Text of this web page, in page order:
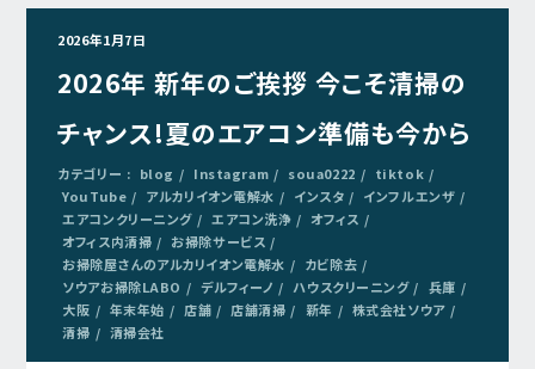
2026年1月7日
2026年 新年のご挨拶 今こそ清掃の
チャンス!夏のエアコン準備も今から
カテゴリー : blog Instagram soua0222
tiktok
YouTube
アルカリイオン電解水 インスタ
インフルエンザ
エアコンクリーニング
エアコン洗浄
オフィス
オフィス内清掃
お掃除サービス
お掃除屋さんのアルカリイオン電解水
カビ除去
ソウアお掃除LABO
デルフィーノ ハウスクリーニング
兵庫
大阪
年末年始 店舗 店舗清掃 新年
株式会社ソウア
清掃
清掃会社